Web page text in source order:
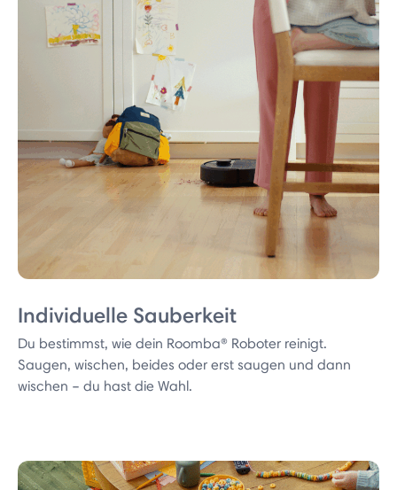
Individuelle Sauberkeit
Du bestimmst, wie dein Roomba® Roboter reinigt.
Saugen, wischen, beides oder erst saugen und dann
wischen – du hast die Wahl.